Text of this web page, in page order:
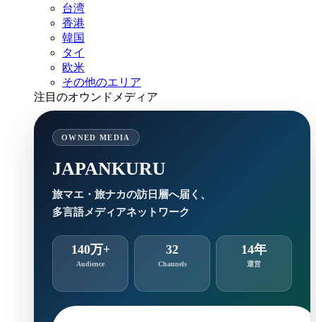
台湾
香港
韓国
タイ
欧米
その他のエリア
注目のオウンドメディア
OWNED MEDIA
JAPANKURU
旅マエ・旅ナカの訪日層へ届く、
多言語メディアネットワーク
140万+
Audience
32
Channels
14年
運営